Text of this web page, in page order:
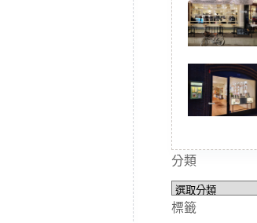
分類
分
類
標籤